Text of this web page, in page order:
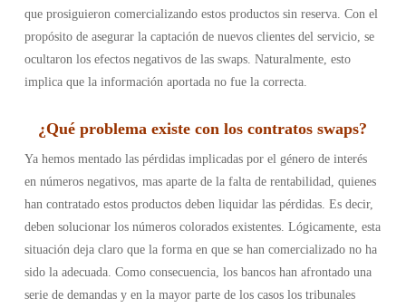
que prosiguieron comercializando estos productos sin reserva. Con el
propósito de asegurar la captación de nuevos clientes del servicio, se
ocultaron los efectos negativos de las swaps. Naturalmente, esto
implica que la información aportada no fue la correcta.
¿Qué problema existe con los contratos swaps?
Ya hemos mentado las pérdidas implicadas por el género de interés
en números negativos, mas aparte de la falta de rentabilidad, quienes
han contratado estos productos deben liquidar las pérdidas. Es decir,
deben solucionar los números colorados existentes. Lógicamente, esta
situación deja claro que la forma en que se han comercializado no ha
sido la adecuada. Como consecuencia, los bancos han afrontado una
serie de demandas y en la mayor parte de los casos los tribunales